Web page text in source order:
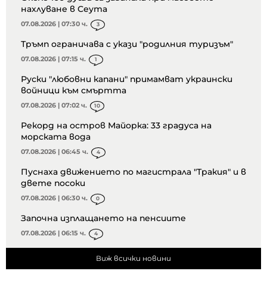
нахлуване в Сеута
07.08.2026 | 07:30 ч. 3
Тръмп ограничава с укази "родилния туризъм"
07.08.2026 | 07:15 ч. 1
Руски "любовни капани" примамват украински
войници към смъртта
07.08.2026 | 07:02 ч. 10
Рекорд на остров Майорка: 33 градуса на
морската вода
07.08.2026 | 06:45 ч. 4
Пуснаха движението по магистрала "Тракия" и в
двете посоки
07.08.2026 | 06:30 ч. 0
Започна изплащането на пенсиите
07.08.2026 | 06:15 ч. 4
Виж всички новини